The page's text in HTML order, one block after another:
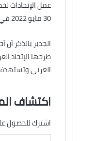
30 مايو 2022 في تونس الشقيق .
الجدير بالذكر
طرحها الإتحاد
العربي
اكتشاف
اشترك للحصول